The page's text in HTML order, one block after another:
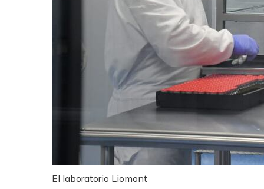
El laboratorio Liomont